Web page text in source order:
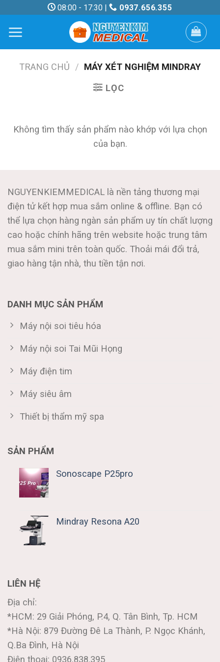
content
08:00 - 17:30 | 0937.656.355
TRANG CHỦ / MÁY XÉT NGHIỆM MINDRAY
LỌC
Không tìm thấy sản phẩm nào khớp với lựa chọn
của bạn.
NGUYENKIEMMEDICAL là nền tảng thương mại
điện tử kết hợp mua sắm online & offline. Bạn có
thể lựa chọn hàng ngàn sản phẩm uy tín chất lượng
cao hoặc chính hãng trên website hoặc trung tâm
mua sắm mini trên toàn quốc. Thoải mái đổi trả,
giao hàng tận nhà, thu tiền tận nơi.
DANH MỤC SẢN PHẨM
Máy nội soi tiêu hóa
Máy nội soi Tai Mũi Họng
Máy điện tim
Máy siêu âm
Thiết bị thẩm mỹ spa
SẢN PHẨM
Sonoscape P25pro
Mindray Resona A20
LIÊN HỆ
Địa chỉ:
*HCM: 29 Giải Phóng, P.4, Q. Tân Bình, Tp. HCM
*Hà Nội: 879 Đường Đê La Thành, P. Ngọc Khánh,
Q.Ba Đình, Hà Nội
Điện thoại: 0936.838.395